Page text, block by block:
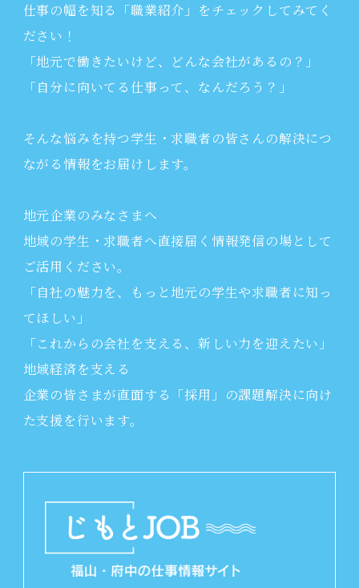
仕事の幅を知る「職業紹介」をチェックしてみてく
ださい！
「地元で働きたいけど、どんな会社があるの？」
「自分に向いてる仕事って、なんだろう？」
そんな悩みを持つ学生・求職者の皆さんの解決につ
ながる情報をお届けします。
地元企業のみなさまへ
地域の学生・求職者へ直接届く情報発信の場として
ご活用ください。
「自社の魅力を、もっと地元の学生や求職者に知っ
てほしい」
「これからの会社を支える、新しい力を迎えたい」
地域経済を支える
企業の皆さまが直面する「採用」の課題解決に向け
た支援を行います。